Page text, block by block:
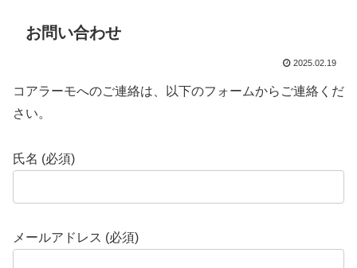
お問い合わせ
2025.02.19
コアラーモへのご連絡は、以下のフォームからご連絡くだ
さい。
氏名 (必須)
メールアドレス (必須)